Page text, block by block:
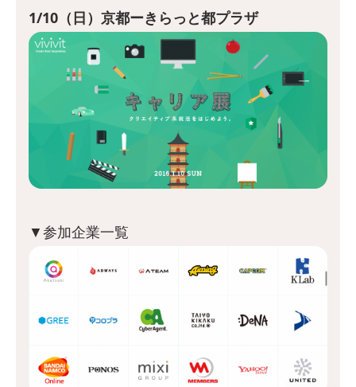
1/10（日）京都ーきらっと都プラザ
▼参加企業一覧